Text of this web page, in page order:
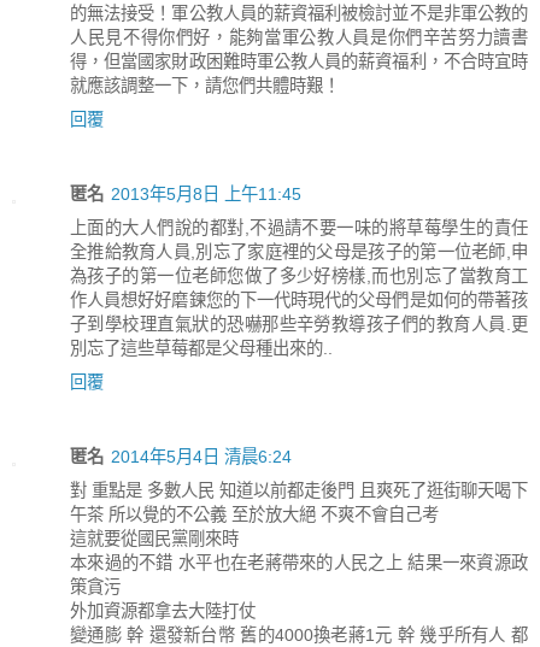
的無法接受！軍公教人員的薪資福利被檢討並不是非軍公教的
人民見不得你們好，能夠當軍公教人員是你們辛苦努力讀書
得，但當國家財政困難時軍公教人員的薪資福利，不合時宜時
就應該調整一下，請您們共體時艱！
回覆
匿名 2013年5月8日 上午11:45
上面的大人們說的都對,不過請不要一味的將草莓學生的責任
全推給教育人員,別忘了家庭裡的父母是孩子的第一位老師,申
為孩子的第一位老師您做了多少好榜樣,而也別忘了當教育工
作人員想好好磨鍊您的下一代時現代的父母們是如何的帶著孩
子到學校理直氣狀的恐嚇那些辛勞教導孩子們的教育人員.更
別忘了這些草莓都是父母種出來的..
回覆
匿名 2014年5月4日 清晨6:24
對 重點是 多數人民 知道以前都走後門 且爽死了逛街聊天喝下
午茶 所以覺的不公義 至於放大絕 不爽不會自己考
這就要從國民黨剛來時
本來過的不錯 水平也在老蔣帶來的人民之上 結果一來資源政
策貪污
外加資源都拿去大陸打仗
變通膨 幹 還發新台幣 舊的4000換老蔣1元 幹 幾乎所有人 都